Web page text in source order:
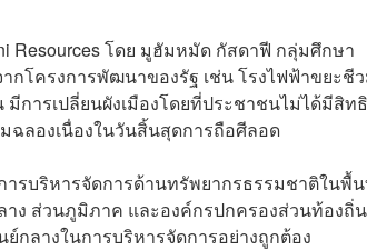
Resources โดย มูฮัมหมัด กัสดาฟี กลุ่มศึกษา
โครงการพัฒนาของรัฐ เช่น โรงไฟฟ้าขยะชี
การเปลี่ยนผังเมืองโดยที่ประชาชนไม่ได้มีสิท
ฉลองเนื่องในวันสิ้นสุดการถือศีลอด
บริหารจัดการด้านทรัพยากรธรรมชาติในพื้
ง ส่วนภูมิภาค และองค์กรปกครองส่วนท้องถิ่
กลางในการบริหารจัดการอย่างถูกต้อง